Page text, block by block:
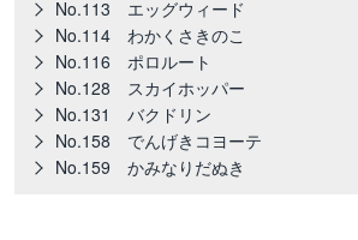
No.113 エッグウィード
No.114 わかくさきのこ
No.116 ポロルート
No.128 スカイホッパー
No.131 バクドリン
No.158 でんげきコヨーテ
No.159 かみなりだぬき